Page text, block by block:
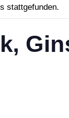
stattgefunden.